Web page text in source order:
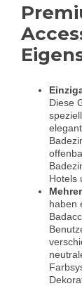
Diese
Hotels
haben